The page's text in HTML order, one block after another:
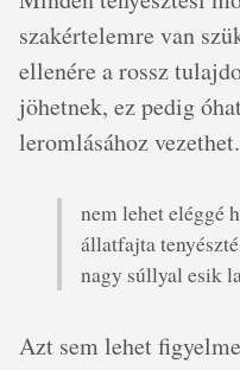
szakértelemre van
ellenére a rossz
jöhetnek, ez pedig
leromlásához
nem lehet eléggé
állatfajta
nagy súllyal esik
Azt sem lehet